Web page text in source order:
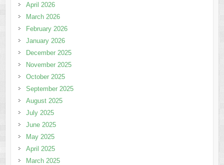
April 2026
March 2026
February 2026
January 2026
December 2025
November 2025
October 2025
September 2025
August 2025
July 2025
June 2025
May 2025
April 2025
March 2025